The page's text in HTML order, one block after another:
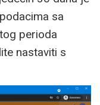
sa
perioda
nastaviti s